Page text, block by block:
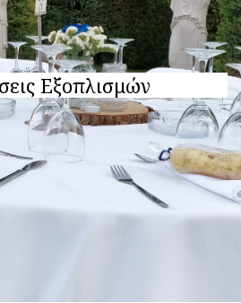
Εξοπλισμών